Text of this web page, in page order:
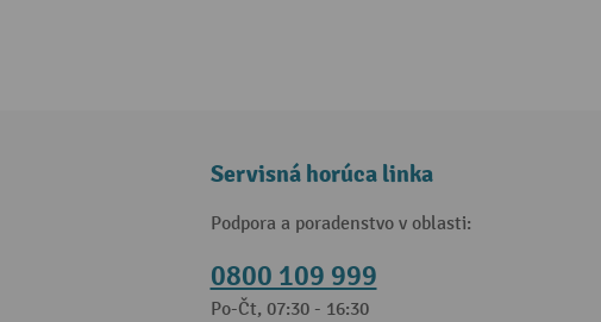
Servisná horúca linka
Podpora a poradenstvo v oblasti:
0800 109 999
Po-Čt, 07:30 - 16:30